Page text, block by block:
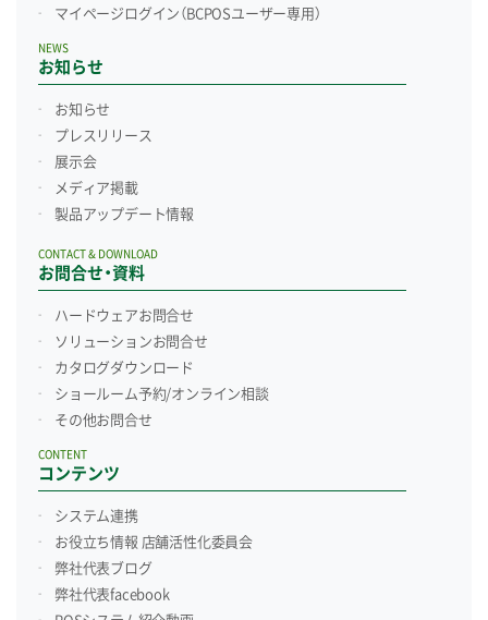
マイページログイン （BCPOSユーザー専用）
お知らせ
NEWS
お知らせ
プレスリリース
展示会
メディア掲載
製品アップデート情報
お問合せ・資料
CONTACT & DOWNLOAD
ハードウェアお問合せ
ソリューションお問合せ
カタログダウンロード
ショールーム予約/オンライン相談
その他お問合せ
コンテンツ
CONTENT
システム連携
お役立ち情報 店舗活性化委員会
弊社代表ブログ
弊社代表facebook